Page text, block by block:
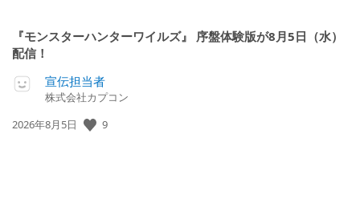
『モンスターハンターワイルズ』 序盤体験版が8月5日（水）
配信！
宣伝担当者
株式会社カプコン
公
2026年8月5日 9